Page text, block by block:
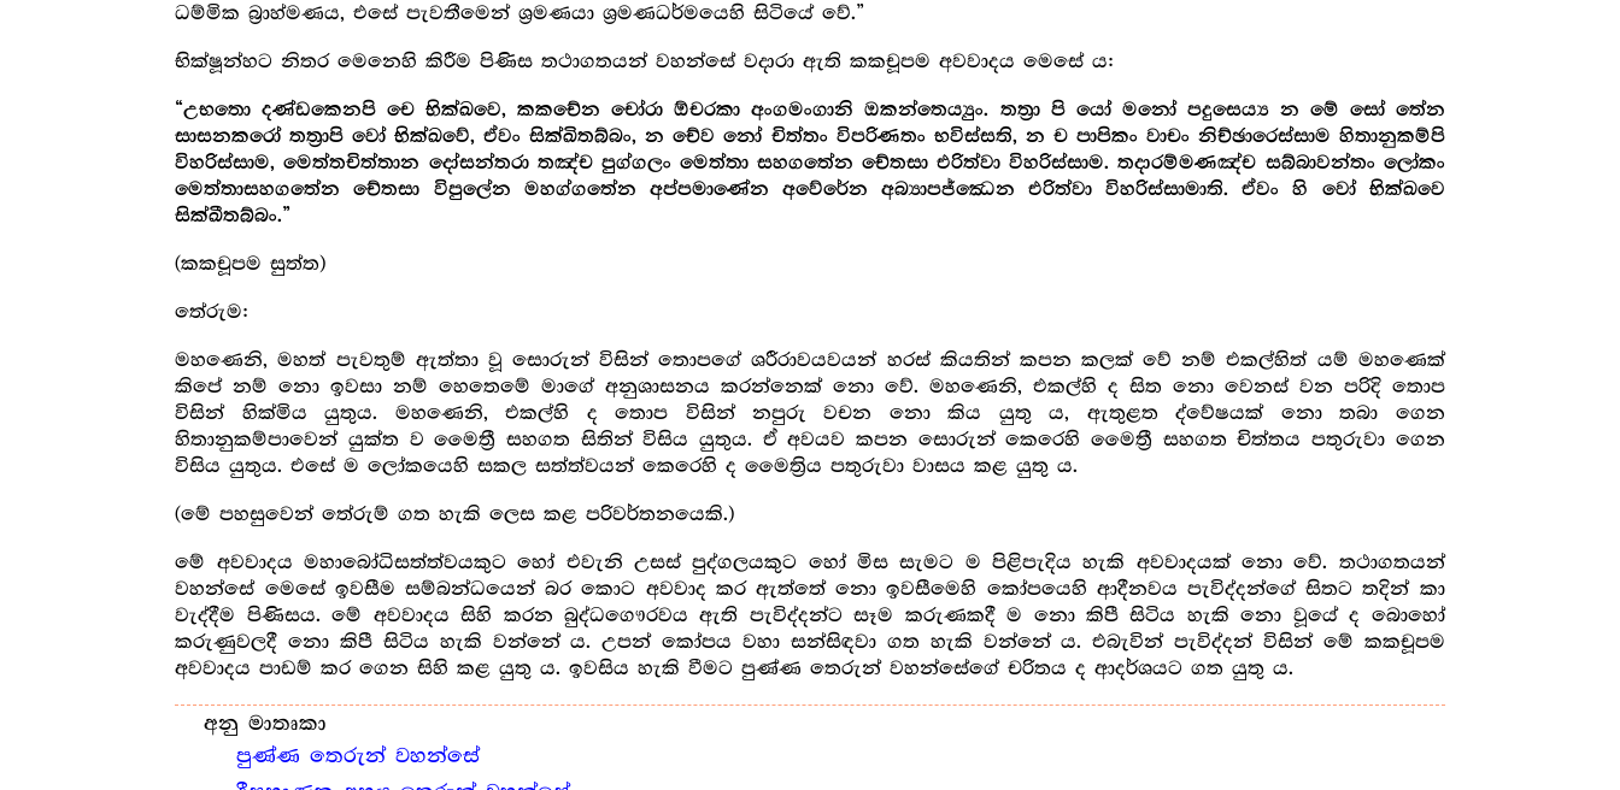
ධම්මික බ්‍රාහ්මණය, එසේ පැවතීමෙන් ශ්‍ර‍මණයා ශ්‍ර‍මණධර්මයෙහි සිටියේ වේ.”
භික්ෂූන්හට නිතර මෙනෙහි කිරීම පිණිස තථාගතයන් වහන්සේ වදාරා ඇති කකචූපම අවවාදය මෙසේ ය:
“උභතො දණ්ඩකෙනපි චෙ භික්ඛවෙ, කකචේන චෝරා ඕචරකා අංගමංගානි ඔකන්තෙය්‍යුං. තත්‍රා පි යෝ මනෝ පදුසෙය්‍ය න මේ සෝ තේන
සාසනකරෝ තත්‍රාපි වෝ භික්ඛවේ, ඒවං සික්ඛිතබ්බං, න චේව නෝ චිත්තං විපරිණතං භවිස්සති, න ච පාපිකං වාචං නිච්ඡාරෙස්සාම හිතානුකම්පි
විහරිස්සාම, මෙත්තචිත්තාන දෝසන්තරා තඤ්ච පුග්ගලං මෙත්තා සහගතේන චේතසා එරිත්වා විහරිස්සාම. තදාරම්මණඤ්ච සබ්බාවන්තං ලෝකං
මෙත්තාසහගතේන චේතසා විපුලේන මහග්ගතේන අප්පමාණේන අවේරේන අබ්‍යාපජ්ඣෙන එරිත්වා විහරිස්සාමාති. ඒවං හි වෝ භික්ඛවෙ
සික්ඛීතබ්බං.”
(කකචූපම සුත්ත)
තේරුම:
මහණෙනි, මහත් පැවතුම් ඇත්තා වූ සොරුන් විසින් තොපගේ ශරීරාවයවයන් හරස් කියතින් කපන කලක් වේ නම් එකල්හිත් යම් මහණෙක්
කිපේ නම් නො ඉවසා නම් හෙතෙමේ මාගේ අනුශාසනය කරන්නෙක් නො වේ. මහණෙනි, එකල්හි ද සිත නො වෙනස් වන පරිදි තොප
විසින් හික්මිය යුතුය. මහණෙනි, එකල්හි ද තොප විසින් නපුරු වචන නො කිය යුතු ය, ඇතුළත ද්වේෂයක් නො තබා ගෙන
හිතානුකම්පාවෙන් යුක්ත ව මෛත්‍රී සහගත සිතින් විසිය යුතුය. ඒ අවයව කපන සොරුන් කෙරෙහි මෛත්‍රී සහගත චිත්තය පතුරුවා ගෙන
විසිය යුතුය. එසේ ම ලෝකයෙහි සකල සත්ත්වයන් කෙරෙහි ද මෛත්‍රිය පතුරුවා වාසය කළ යුතු ය.
(මේ පහසුවෙන් තේරුම් ගත හැකි ලෙස කළ පරිවර්තනයෙකි.)
මේ අවවාදය මහාබෝධිසත්ත්වයකුට හෝ එවැනි උසස් පුද්ගලයකුට හෝ මිස සැමට ම පිළිපැදිය හැකි අවවාදයක් නො වේ. තථාගතයන්
වහන්සේ මෙසේ ඉවසීම සම්බන්ධයෙන් බර කොට අවවාද කර ඇත්තේ නො ඉවසීමෙහි කෝපයෙහි ආදීනවය පැවිද්දන්ගේ සිතට තදින් කා
වැද්දීම පිණිසය. මේ අවවාදය සිහි කරන බුද්ධගෞරවය ඇති පැවිද්දන්ට සෑම කරුණකදී ම නො කිපී සිටිය හැකි නො වූයේ ද බොහෝ
කරුණුවලදී නො කිපී සිටිය හැකි වන්නේ ය. උපන් කෝපය වහා සන්සිඳවා ගත හැකි වන්නේ ය. එබැවින් පැවිද්දන් විසින් මේ කකචූපම
අවවාදය පාඩම් කර ගෙන සිහි කළ යුතු ය. ඉවසිය හැකි වීමට පුණ්ණ තෙරුන් වහන්සේගේ චරිතය ද ආදර්ශයට ගත යුතු ය.
අනු මාතෘකා
පුණ්ණ තෙරුන් වහන්සේ